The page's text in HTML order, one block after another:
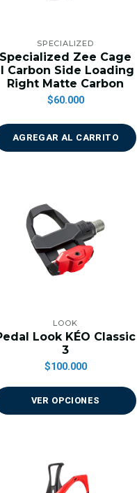
SPECIALIZED
Specialized Zee Cage
Carbon Side Loading
Right Matte Carbon
$60.000
AGREGAR AL CARRITO
LOOK
Look KÉO Classic
3
$100.000
VER OPCIONES